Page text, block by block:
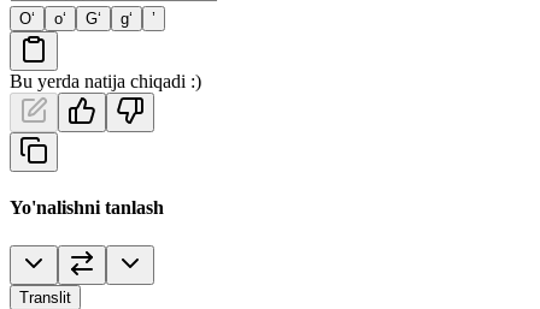
O‘ o‘ G‘ g‘ ’
Bu yerda natija chiqadi :)
Yo'nalishni tanlash
Translit